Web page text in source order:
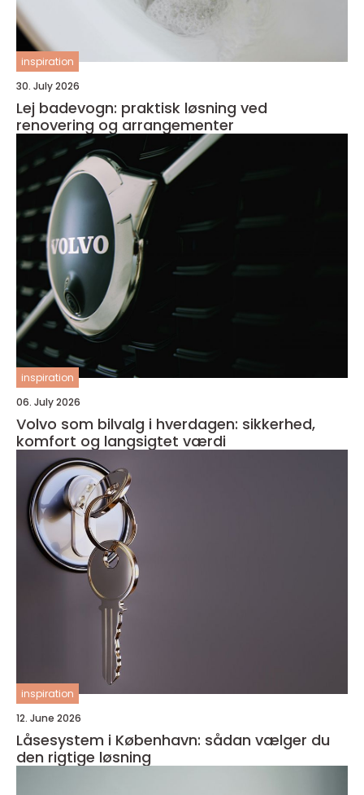
inspiration
30. July 2026
Lej badevogn: praktisk løsning ved
renovering og arrangementer
inspiration
06. July 2026
Volvo som bilvalg i hverdagen: sikkerhed,
komfort og langsigtet værdi
inspiration
12. June 2026
Låsesystem i København: sådan vælger du
den rigtige løsning